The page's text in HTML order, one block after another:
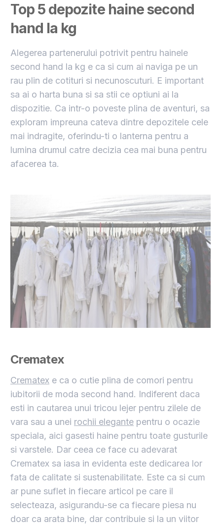
Top 5 depozite haine second
hand la kg
Alegerea partenerului potrivit pentru hainele
second hand la kg e ca si cum ai naviga pe un
rau plin de cotituri si necunoscuturi. E important
sa ai o harta buna si sa stii ce optiuni ai la
dispozitie. Ca intr-o poveste plina de aventuri, sa
exploram impreuna cateva dintre depozitele cele
mai indragite, oferindu-ti o lanterna pentru a
lumina drumul catre decizia cea mai buna pentru
afacerea ta.
Crematex
Crematex e ca o cutie plina de comori pentru
iubitorii de moda second hand. Indiferent daca
esti in cautarea unui tricou lejer pentru zilele de
vara sau a unei rochii elegante pentru o ocazie
speciala, aici gasesti haine pentru toate gusturile
si varstele. Dar ceea ce face cu adevarat
Crematex sa iasa in evidenta este dedicarea lor
fata de calitate si sustenabilitate. Este ca si cum
ar pune suflet in fiecare articol pe care il
selecteaza, asigurandu-se ca fiecare piesa nu
doar ca arata bine, dar contribuie si la un viitor